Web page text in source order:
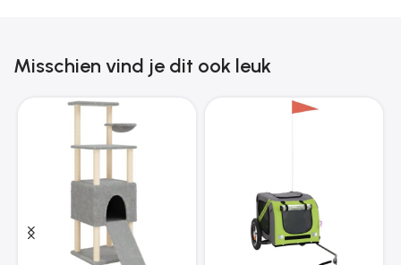
Misschien vind je dit ook leuk